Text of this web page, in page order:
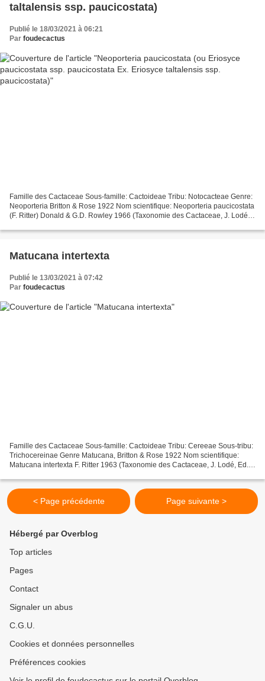
taltalensis ssp. paucicostata)
Publié le 18/03/2021 à 06:21
Par foudecactus
Famille des Cactaceae Sous-famille: Cactoideae Tribu: Notocacteae Genre:
Neoporteria Britton & Rose 1922 Nom scientifique: Neoporteria paucicostata
(F. Ritter) Donald & G.D. Rowley 1966 (Taxonomie des Cactaceae, J. Lodé,
Matucana intertexta
Publié le 13/03/2021 à 07:42
Par foudecactus
Famille des Cactaceae Sous-famille: Cactoideae Tribu: Cereeae Sous-tribu:
Trichocereinae Genre Matucana, Britton & Rose 1922 Nom scientifique:
Matucana intertexta F. Ritter 1963 (Taxonomie des Cactaceae, J. Lodé, Ed.
< Page précédente Page suivante >
Hébergé par Overblog
Top articles
Pages
Contact
Signaler un abus
C.G.U.
Cookies et données personnelles
Préférences cookies